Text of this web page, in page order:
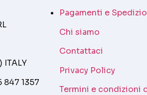
ITALY
1357
Pagamenti e
Chi siamo
Contattaci
Privacy Policy
Termini e condizioni